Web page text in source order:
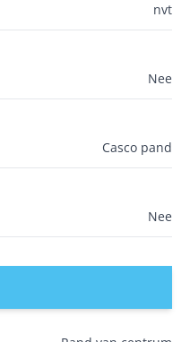
nvt
Nee
Casco pand
Nee